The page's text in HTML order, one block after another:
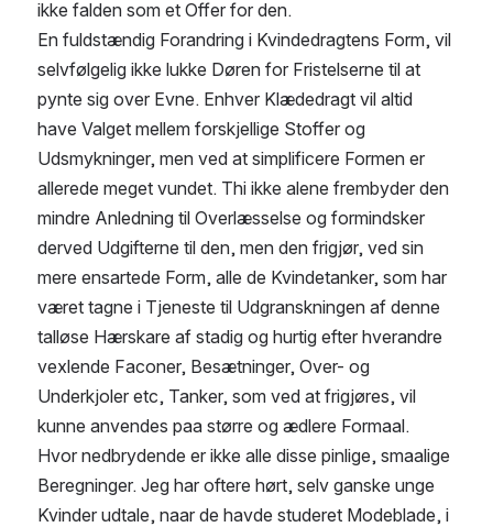
ikke falden som et Offer for den.
En fuldstændig Forandring i Kvindedragtens Form, vil
selvfølgelig ikke lukke Døren for Fristelserne til at
pynte sig over Evne. Enhver Klædedragt vil altid
have Valget mellem forskjellige Stoffer og
Udsmykninger, men ved at simplificere Formen er
allerede meget vundet. Thi ikke alene frembyder den
mindre Anledning til Overlæsselse og formindsker
derved Udgifterne til den, men den frigjør, ved sin
mere ensartede Form, alle de Kvindetanker, som har
været tagne i Tjeneste til Udgranskningen af denne
talløse Hærskare af stadig og hurtig efter hverandre
vexlende Faconer, Besætninger, Over- og
Underkjoler etc, Tanker, som ved at frigjøres, vil
kunne anvendes paa større og ædlere Formaal.
Hvor nedbrydende er ikke alle disse pinlige, smaalige
Beregninger. Jeg har oftere hørt, selv ganske unge
Kvinder udtale, naar de havde studeret Modeblade, i